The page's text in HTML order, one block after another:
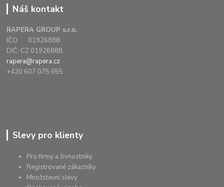
Náš kontakt
RAPERA GROUP s.r.o.
IČO: 01926888
DIČ: CZ 01926888
rapera@rapera.cz
+420 607 075 655
Slevy pro klienty
Pro firmy a živnostníky
Registrované zákazníky
Množstevní slevy